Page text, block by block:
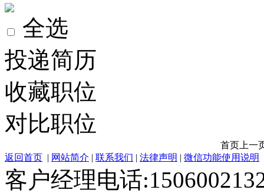
全选
投递简历
收藏职位
对比职位
首页 上一
返回首页 | 网站简介 | 联系我们 | 法律声明 | 微信功能使用说明
客户经理电话